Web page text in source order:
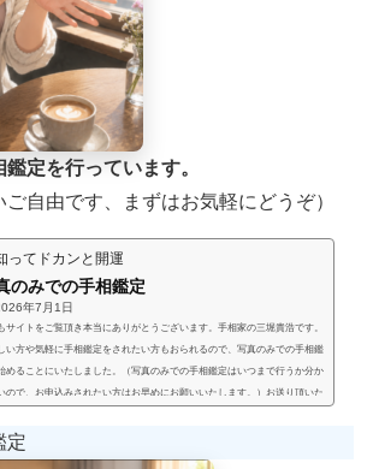
定を行っています。
ご自由です、まずはお気軽にどうぞ）
ってドカンと開運
のみでの手相鑑定
年7月1日
サイトをご覧頂き本当にありがとうございます。手相家の三堀貴浩です。
い方や気軽に手相鑑定をされたい方もおられるので、写真のみでの手相鑑
めることにいたしました。（写真のみでの手相鑑定はいつまで行うか分か
ので、お申込みされたい方はお早めにお願いいたします。）お送り頂いた
での手相鑑定では決まった料金と言うものは無く、お好きな金額を鑑定後
払い頂く形にします。（このページの下部に、振込先が記載され...
定